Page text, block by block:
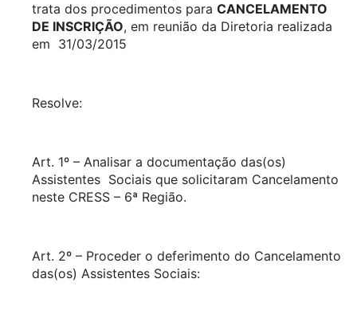
trata dos procedimentos para CANCELAMENTO
DE INSCRIÇÃO, em reunião da Diretoria realizada
em 31/03/2015
Resolve:
Art. 1º – Analisar a documentação das(os)
Assistentes Sociais que solicitaram Cancelamento
neste CRESS – 6ª Região.
Art. 2º – Proceder o deferimento do Cancelamento
das(os) Assistentes Sociais: